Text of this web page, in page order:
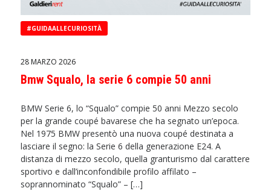
#GUIDAALLECURIOSITÀ
28 MARZO 2026
Bmw Squalo, la serie 6 compie 50 anni
BMW Serie 6, lo “Squalo” compie 50 anni Mezzo secolo
per la grande coupé bavarese che ha segnato un’epoca.
Nel 1975 BMW presentò una nuova coupé destinata a
lasciare il segno: la Serie 6 della generazione E24. A
distanza di mezzo secolo, quella granturismo dal carattere
sportivo e dall’inconfondibile profilo affilato –
soprannominato “Squalo” – […]